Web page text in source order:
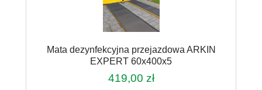
Mata dezynfekcyjna przejazdowa ARKIN
EXPERT 60x400x5
419,00 zł